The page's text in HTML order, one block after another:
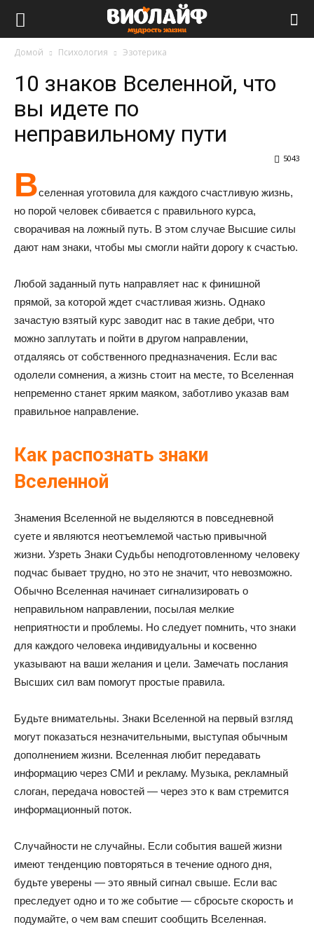
Домой Психология Эзотерика
10 знаков Вселенной, что
вы идете по
неправильному пути
5043
Вселенная уготовила для каждого счастливую жизнь,
но порой человек сбивается с правильного курса,
сворачивая на ложный путь. В этом случае Высшие силы
дают нам знаки, чтобы мы смогли найти дорогу к счастью.
Любой заданный путь направляет нас к финишной
прямой, за которой ждет счастливая жизнь. Однако
зачастую взятый курс заводит нас в такие дебри, что
можно заплутать и пойти в другом направлении,
отдаляясь от собственного предназначения. Если вас
одолели сомнения, а жизнь стоит на месте, то Вселенная
непременно станет ярким маяком, заботливо указав вам
правильное направление.
Как распознать знаки
Вселенной
Знамения Вселенной не выделяются в повседневной
суете и являются неотъемлемой частью привычной
жизни. Узреть Знаки Судьбы неподготовленному человеку
подчас бывает трудно, но это не значит, что невозможно.
Обычно Вселенная начинает сигнализировать о
неправильном направлении, посылая мелкие
неприятности и проблемы. Но следует помнить, что знаки
для каждого человека индивидуальны и косвенно
указывают на ваши желания и цели. Замечать послания
Высших сил вам помогут простые правила.
Будьте внимательны. Знаки Вселенной на первый взгляд
могут показаться незначительными, выступая обычным
дополнением жизни. Вселенная любит передавать
информацию через СМИ и рекламу. Музыка, рекламный
слоган, передача новостей — через это к вам стремится
информационный поток.
Случайности не случайны. Если события вашей жизни
имеют тенденцию повторяться в течение одного дня,
будьте уверены — это явный сигнал свыше. Если вас
преследует одно и то же событие — сбросьте скорость и
подумайте, о чем вам спешит сообщить Вселенная.